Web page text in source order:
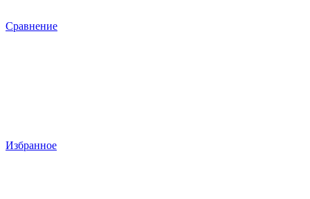
Сравнение
Избранное